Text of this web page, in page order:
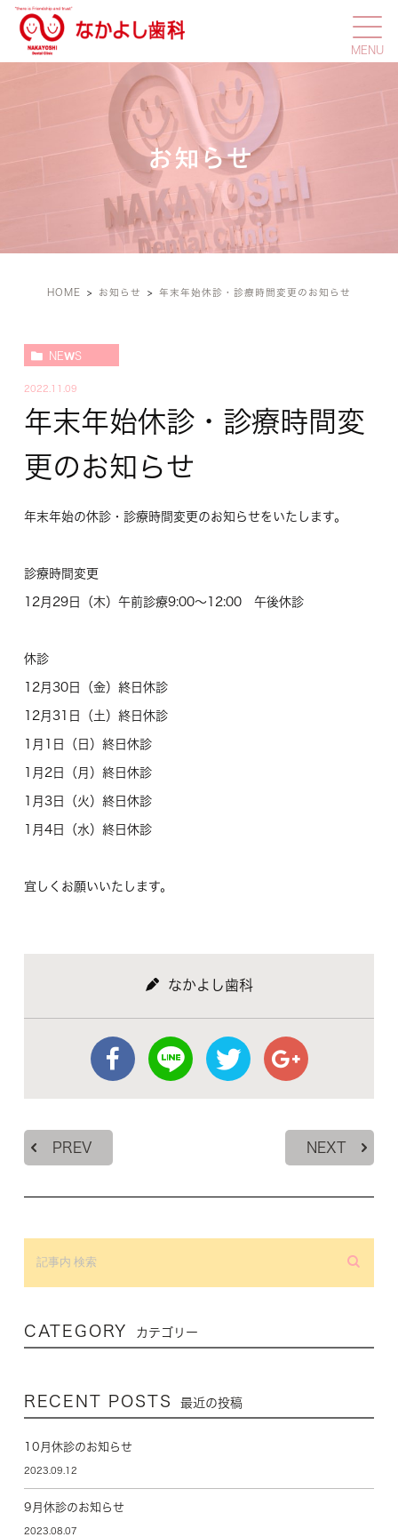
お知らせ
HOME お知らせ 年末年始休診・診療時間変更のお知らせ
NEWS
2022.11.09
年末年始休診・診療時間変
更のお知らせ
年末年始の休診・診療時間変更のお知らせをいたします。
診療時間変更
12月29日（木）午前診療9:00〜12:00 午後休診
休診
12月30日（金）終日休診
12月31日（土）終日休診
1月1日（日）終日休診
1月2日（月）終日休診
1月3日（火）終日休診
1月4日（水）終日休診
宜しくお願いいたします。
なかよし歯科
PREV NEXT
CATEGORY カテゴリー
RECENT POSTS 最近の投稿
10月休診のお知らせ
2023.09.12
9月休診のお知らせ
2023.08.07